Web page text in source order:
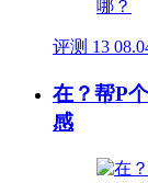
评测 13
在？帮P
感